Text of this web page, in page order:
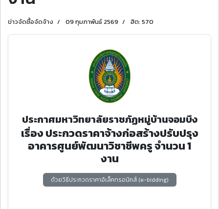
ข่าวจัดซื้อจัดจ้าง 09 กุมภาพันธ์ 2569 ฮิต: 570
ประกาศมหาวิทยาลัยราชภัฏหมู่บ้านจอมบึง
เรื่อง ประกวดราคาจ้างก่อสร้างปรับปรุง
อาคารศูนย์พัฒนาวิชาชีพครู จํานวน 1
งาน
ด้วยวิธีประกวดราคาอิเล็กทรอนิกส์ (e-bidding)